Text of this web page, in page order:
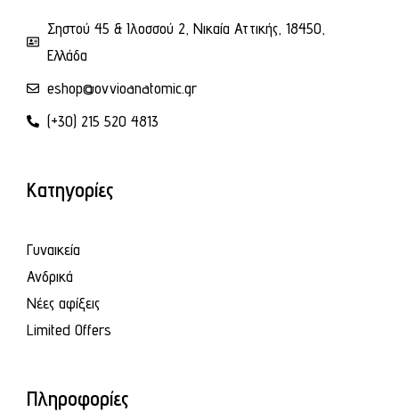
Σηστού 45 & Ιλοσσού 2, Νικαία Αττικής, 18450,
Ελλάδα
eshop@ovvioanatomic.gr
(+30) 215 520 4813
Κατηγορίες
Γυναικεία
Ανδρικά
Νέες αφίξεις
Limited Offers
Πληροφορίες